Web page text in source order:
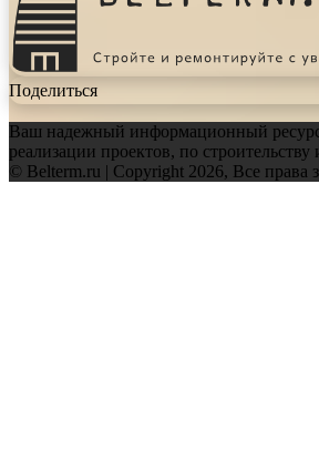
Поделиться
Ваш надежный информационный
реализации проектов, по
© Belterm.ru | Copyright 2026, Все права